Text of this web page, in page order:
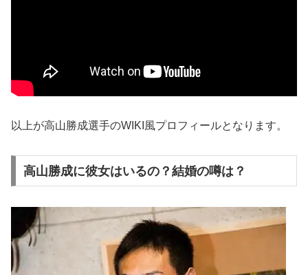
以上が高山勝成選手のWIKI風プロフィールとなります。
高山勝成に彼女はいるの？結婚の噂は？